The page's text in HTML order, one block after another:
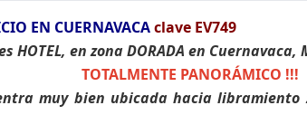
EN CUERNAVACAclave EV749
HOTEL, en zona DORADA en Cuernavaca,
TOTALMENTE PANORÁMICO !!!
muy bien ubicada hacia libramiento